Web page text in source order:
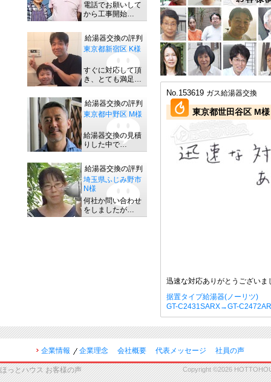
No.153619 ガス給湯器交換
東京都世田谷区 M様
迅速な対応ありがとうございま
据置タイプ給湯器(ノーリツ)
GT-C2431SARX→GT-
電話でお願いして
から工事開始…
給湯器交換の評判
東京都新宿区 K様
すぐに対応して頂
き、とても満足…
給湯器交換の評判
東京都中野区 M様
給湯器交換の見積
りした中で…
給湯器交換の評判
埼玉県ふじみ野市
N様
何社か問い合わせ
をしましたが…
企業情報 企業理念 会社概要 代表メッセージ 社員の声
ほっとハウス お客様の声 Copyright ©2026